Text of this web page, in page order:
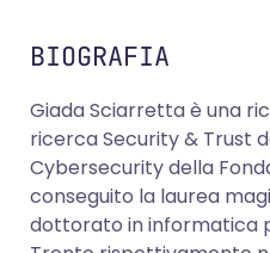
BIOGRAFIA
Giada Sciarretta è una
ricerca Security & Trust
Cybersecurity della
conseguito la laurea
dottorato in informatica